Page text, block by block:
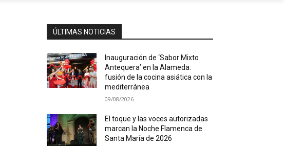
ÚLTIMAS NOTICIAS
Inauguración de ‘Sabor Mixto
Antequera’ en la Alameda:
fusión de la cocina asiática con la
mediterránea
09/08/2026
El toque y las voces autorizadas
marcan la Noche Flamenca de
Santa María de 2026